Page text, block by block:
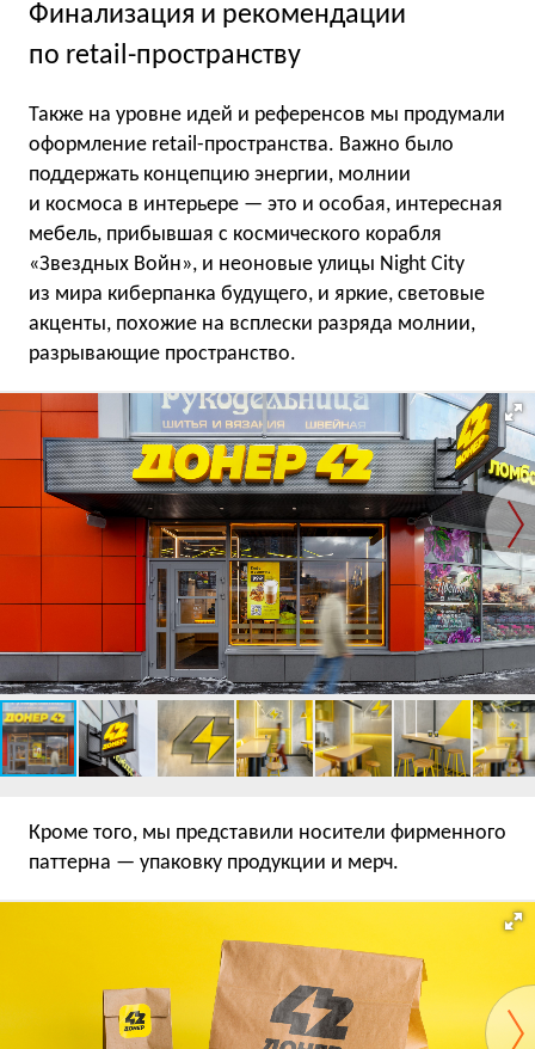
Финализация и рекомендации
по retail-пространству
Также на уровне идей и референсов мы продумали
оформление retail-пространства. Важно было
поддержать концепцию энергии, молнии
и космоса в интерьере — это и особая, интересная
мебель, прибывшая с космического корабля
«Звездных Войн», и неоновые улицы Night City
из мира киберпанка будущего, и яркие, световые
акценты, похожие на всплески разряда молнии,
разрывающие пространство.
Кроме того, мы представили носители фирменного
паттерна — упаковку продукции и мерч.